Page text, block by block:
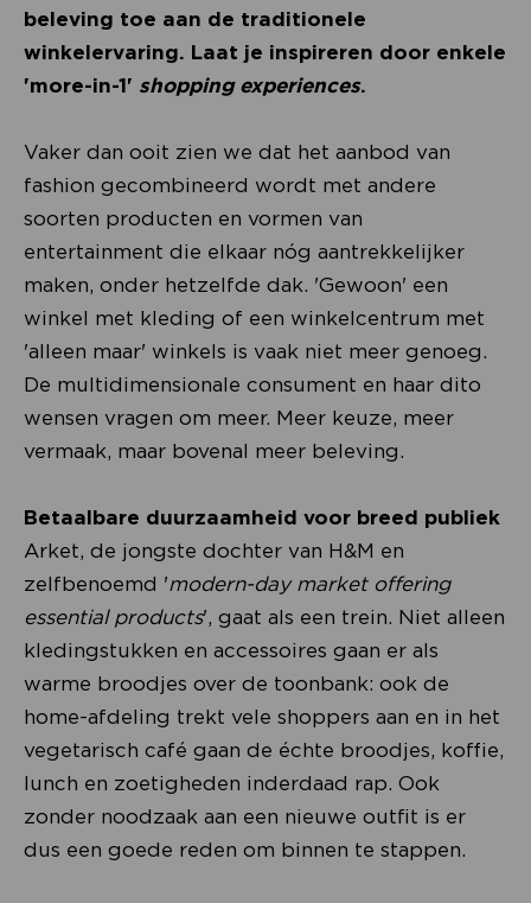
beleving toe aan de traditionele
winkelervaring. Laat je inspireren door enkele
'more-in-1' shopping experiences.
Vaker dan ooit zien we dat het aanbod van
fashion gecombineerd wordt met andere
soorten producten en vormen van
entertainment die elkaar nóg aantrekkelijker
maken, onder hetzelfde dak. 'Gewoon' een
winkel met kleding of een winkelcentrum met
'alleen maar' winkels is vaak niet meer genoeg.
De multidimensionale consument en haar dito
wensen vragen om meer. Meer keuze, meer
vermaak, maar bovenal meer beleving.
Betaalbare duurzaamheid voor breed publiek
Arket, de jongste dochter van H&M en
zelfbenoemd 'modern-day market offering
essential products', gaat als een trein. Niet alleen
kledingstukken en accessoires gaan er als
warme broodjes over de toonbank: ook de
home-afdeling trekt vele shoppers aan en in het
vegetarisch café gaan de échte broodjes, koffie,
lunch en zoetigheden inderdaad rap. Ook
zonder noodzaak aan een nieuwe outfit is er
dus een goede reden om binnen te stappen.